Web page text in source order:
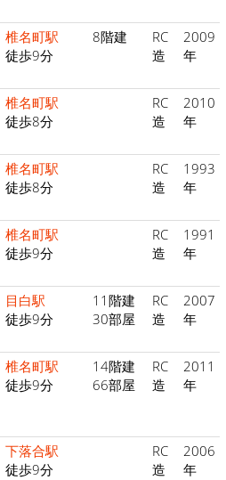
椎名町駅
徒歩9分
8階建
RC
造
2009
年
椎名町駅
徒歩8分
RC
造
2010
年
椎名町駅
徒歩8分
RC
造
1993
年
椎名町駅
徒歩9分
RC
造
1991
年
目白駅
徒歩9分
11階建
30部屋
RC
造
2007
年
椎名町駅
徒歩9分
14階建
66部屋
RC
造
2011
年
下落合駅
徒歩9分
RC
造
2006
年